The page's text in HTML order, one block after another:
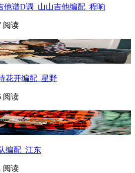
他谱D调_山山吉他编配_程响
阅读
花开编配_星野
阅读
编配_江东
阅读